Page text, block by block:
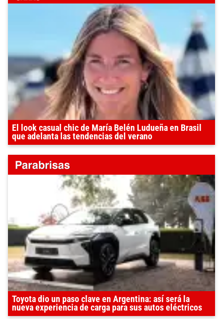
El look casual chic de María Belén Ludueña en Brasil
que adelanta las tendencias del verano
Toyota dio un paso clave en Argentina: así será la
nueva experiencia de carga para sus autos eléctricos